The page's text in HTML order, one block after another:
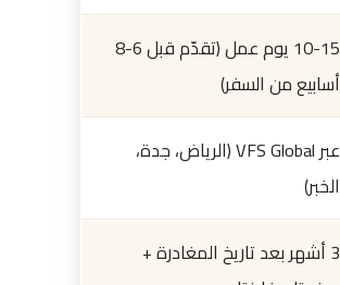
10-15 يوم عمل (تقدّم قبل 6-8
أسابيع من السفر)
عبر VFS Global (الرياض، جدة،
الخبر)
3 أشهر بعد تاريخ المغادرة +